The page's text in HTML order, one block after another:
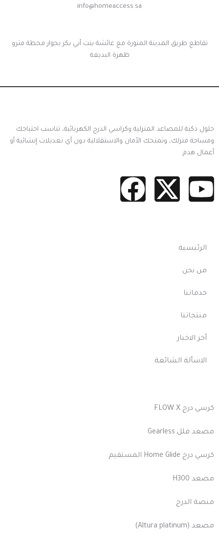
info@homeaccess.sa
تقاطع طريق المدينة المنورة مع عائشة بنت أبي بكر بجوار محطة مترو
ظهرة البديعة
حلول ذكية للمصاعد المنزلية وكراسي الدرج الكهربائية، تناسب احتياجك
ومساحة منزلك، وتمنحك الأمان والاستقلالية دون أي تعديلات إنشائية أو
أعمال هدم.
الرئيسية
من نحن
خدماتنا
منتجاتنا
أخر الاخبار
الاسألة الشائعة
كرسي درج FLOW X
مصعد فلل Gearless
كرسي درج Home Glide المستقيم
مصعد H300
منصة الدرج
مصعد (Altura platinum)